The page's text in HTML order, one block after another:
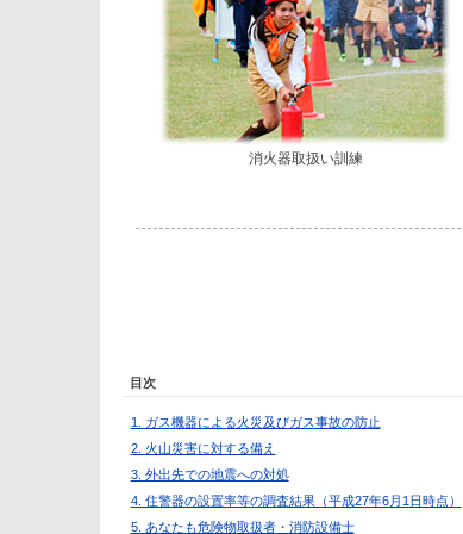
消火器取扱い訓練
目次
1. ガス機器による火災及びガス事故の防止
2. 火山災害に対する備え
3. 外出先での地震への対処
4. 住警器の設置率等の調査結果（平成27年6月1日時点）
5. あなたも危険物取扱者・消防設備士